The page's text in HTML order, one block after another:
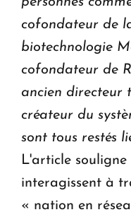
cofondateur de
biotechnologie
cofondateur de
ancien directeur
créateur du
sont tous restés
L'article
interagissent à
« nation en